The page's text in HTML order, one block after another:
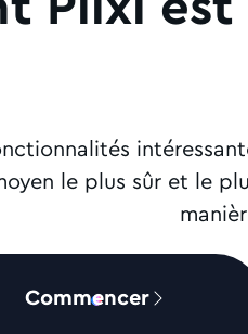
le plus sûr et le
Commencer